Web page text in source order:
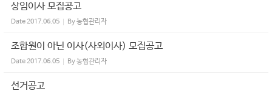
상임이사 모집공고
Date2017.06.05 By농협관리자
조합원이 아닌 이사(사외이사) 모집공고
Date2017.06.05 By농협관리자
선거공고